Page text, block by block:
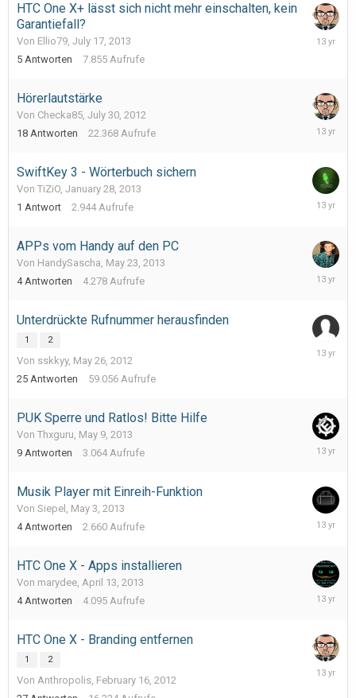
HTC One X+ lässt sich nicht mehr einschalten, kein
Garantiefall?
Von Ellio79, July 17, 2013
5 Antworten 7.855 Aufrufe
July
Hörerlautstärke
Von Checka85, July 30, 2012
18 Antworten 22.368 Aufrufe
July
SwiftKey 3 - Wörterbuch sichern
Von TiZiO, January 28, 2013
1 Antwort 2.944 Aufrufe
June
APPs vom Handy auf den PC
Von HandySascha, May 23, 2013
4 Antworten 4.278 Aufrufe
May
Unterdrückte Rufnummer herausfinden
1 2
Von sskkyy, May 26, 2012
25 Antworten 59.056 Aufrufe
May
PUK Sperre und Ratlos! Bitte Hilfe
Von Thxguru, May 9, 2013
9 Antworten 3.064 Aufrufe
May
Musik Player mit Einreih-Funktion
Von Siepel, May 3, 2013
4 Antworten 2.660 Aufrufe
May
HTC One X - Apps installieren
Von marydee, April 13, 2013
4 Antworten 4.095 Aufrufe
April
HTC One X - Branding entfernen
1 2
Von Anthropolis, February 16, 2012
March